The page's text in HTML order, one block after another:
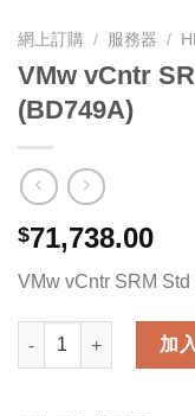
網上訂購 / 服務器 /
VMw vCntr
(BD749A)
$71,738.00
VMw vCntr SRM
VMw vCntr SRM Std
加